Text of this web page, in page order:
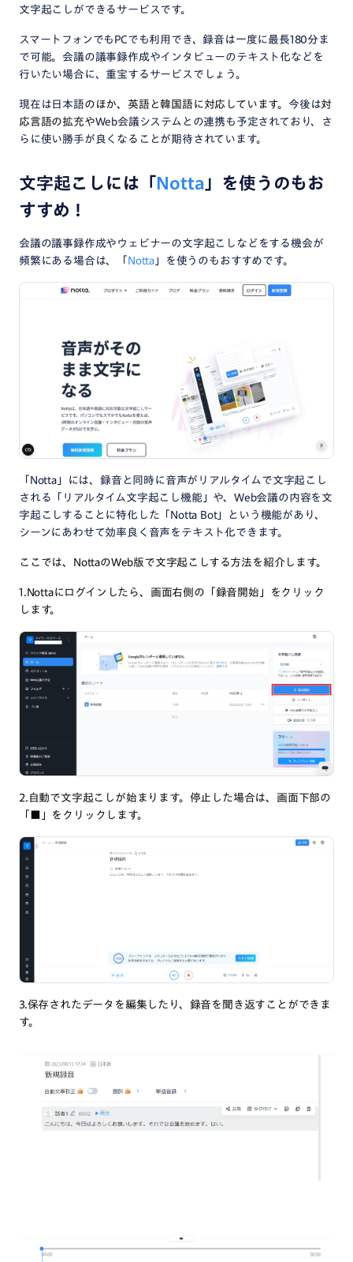
文字起こしができるサービスです。
スマートフォンでもPCでも利用でき、録音は一度に最長180分ま
で可能。会議の議事録作成やインタビューのテキスト化などを
行いたい場合に、重宝するサービスでしょう。
現在は日本語のほか、英語と韓国語に対応しています。 今後は対
応言語の拡充やWeb会議システムとの連携も予定されており、さ
らに使い勝手が良くなることが期待されています。
文字起こしには「Notta 」を使うのもお
すすめ！
会議の議事録作成やウェビナーの文字起こしなどをする機会が
頻繁にある場合は、「Notta 」を使うのもおすすめです。
「Notta」には、録音と同時に音声がリアルタイムで文字起こし
される「リアルタイム文字起こし機能」や、Web会議の内容を文
字起こしすることに特化した「Notta Bot」という機能があり、
シーンにあわせて効率良く音声をテキスト化できます。
ここでは、NottaのWeb版で文字起こしする方法を紹介します。
1.Nottaにログインしたら、画面右側の「録音開始」をクリック
します。
2.自動で文字起こしが始まります。停止した場合は、画面下部の
「■」をクリックします。
3.保存されたデータを編集したり、録音を聞き返すことができま
す。